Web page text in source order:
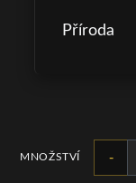
Příroda
MNOŽSTVÍ -